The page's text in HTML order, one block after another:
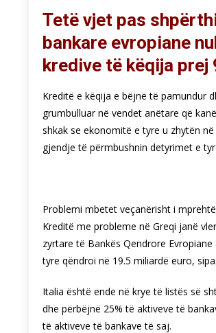
Tetë vjet pas
bankare evropiane
kredive të këqija prej
Kreditë e këqija e bëjnë të pamundur
grumbulluar në vendet anëtare që
shkak se ekonomitë e tyre u zhytën
gjendje të përmbushnin detyrimet e
Problemi mbetet veçanërisht i
Kreditë me probleme në Greqi janë
zyrtare të Bankës Qendrore
tyre qëndroi në 19.5 miliardë euro,
Italia është ende në krye të listës së
dhe përbëjnë 25% të aktiveve të
të aktiveve të bankave të saj.